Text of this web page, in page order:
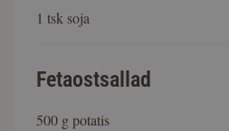
1 tsk soja
Fetaostsallad
500 g potatis